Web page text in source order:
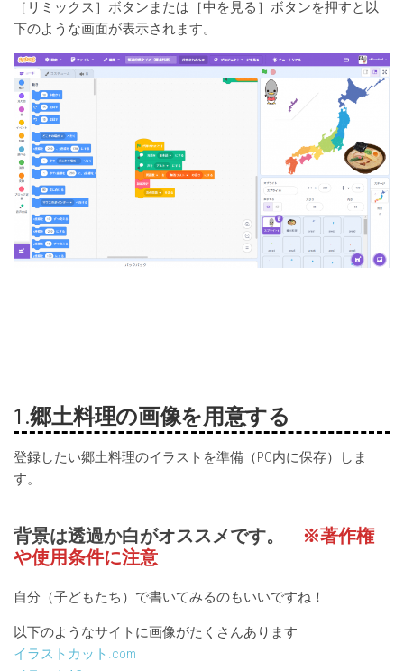
［リミックス］ボタンまたは［中を見る］ボタンを押すと以
下のような画面が表示されます。
1.郷土料理の画像を用意する
登録したい郷土料理のイラストを準備（PC内に保存）しま
す。
背景は透過か白がオススメです。 ※著作権
や使用条件に注意
自分（子どもたち）で書いてみるのもいいですね！
以下のようなサイトに画像がたくさんあります
イラストカット.com